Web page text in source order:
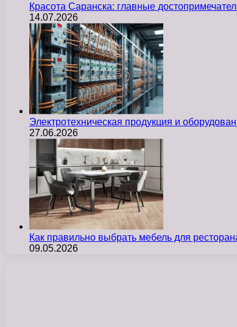
Красота Саранска: главные
14.07.2026
Электротехническая продукция и
27.06.2026
Как правильно выбрать мебель для
09.05.2026